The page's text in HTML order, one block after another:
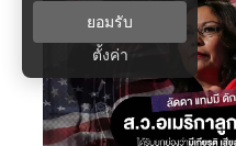
ยอมรับ
ตั้งค่า